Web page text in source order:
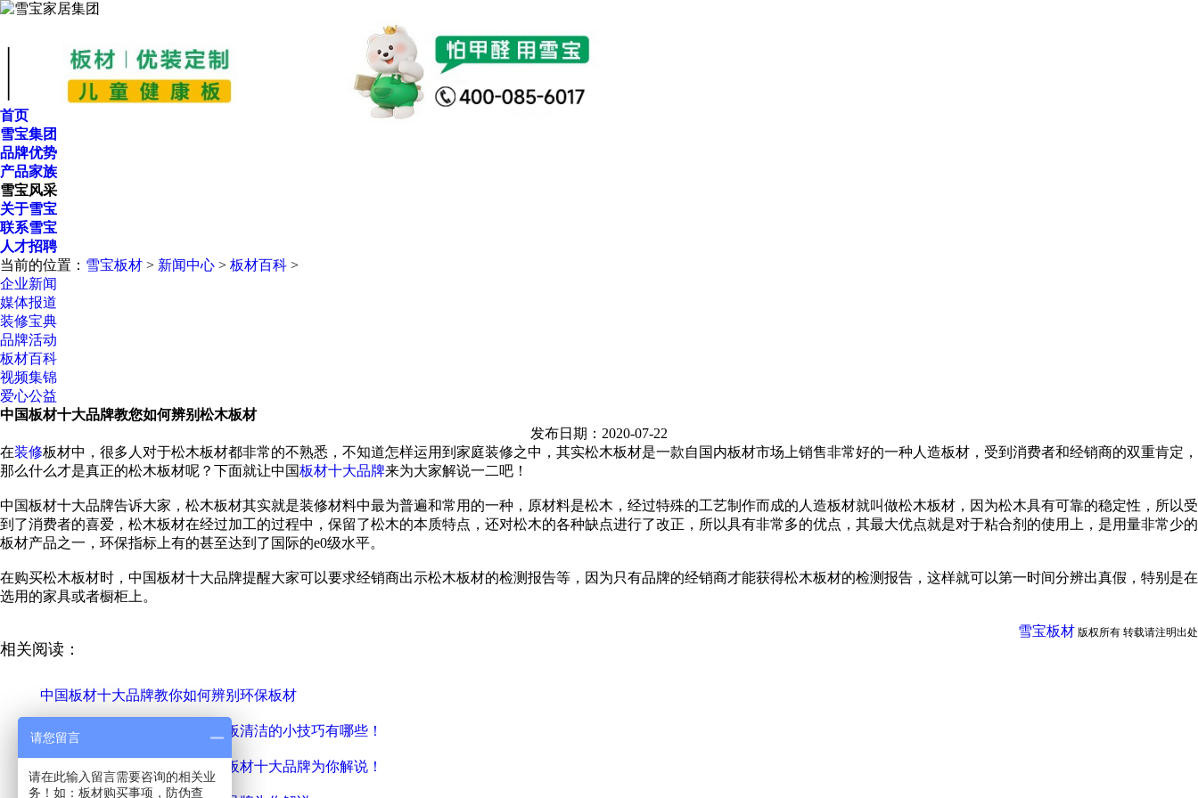
首页
雪宝集团
品牌优势
产品家族
雪宝风采
关于雪宝
联系雪宝
人才招聘
当前的位置： 雪宝板材 > 新闻中心 > 板材百科 >
企业新闻
媒体报道
装修宝典
品牌活动
板材百科
视频集锦
爱心公益
中国板材十大品牌教您如何辨别松木板材
发布日期：2020-07-22
在装修板材中，很多人对于松木板材都非常的不熟悉，不知道怎样运用到家庭装修之中，其实松木板材是一款自国内板材市场上销售非常好的一种人造板材，受到消费者和经销商的双重肯定，
那么什么才是真正的松木板材呢？下面就让中国板材十大品牌来为大家解说一二吧！
中国板材十大品牌告诉大家，松木板材其实就是装修材料中最为普遍和常用的一种，原材料是松木，经过特殊的工艺制作而成的人造板材就叫做松木板材，因为松木具有可靠的稳定性，所以受
到了消费者的喜爱，松木板材在经过加工的过程中，保留了松木的本质特点，还对松木的各种缺点进行了改正，所以具有非常多的优点，其最大优点就是对于粘合剂的使用上，是用量非常少的
板材产品之一，环保指标上有的甚至达到了国际的e0级水平。
在购买松木板材时，中国板材十大品牌提醒大家可以要求经销商出示松木板材的检测报告等，因为只有品牌的经销商才能获得松木板材的检测报告，这样就可以第一时间分辨出真假，特别是在
选用的家具或者橱柜上。
雪宝板材 版权所有 转载请注明出处
相关阅读：
中国板材十大品牌教你如何辨别环保板材
中国板材十大品牌为你解说地板清洁的小技巧有哪些！
家装装修如何节省板材？中国板材十大品牌为你解说！
请您留言
请在此输入留言需要咨询的相关业
务！如：板材购买事项，防伪查